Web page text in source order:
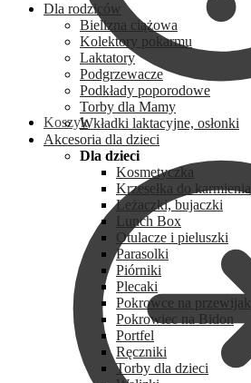
Koszyk
Dla rodziców
Bielizna ciążowa
Kolektory pokarmu
Laktatory
Podgrzewacze
Podkłady poporodowe
Torby dla Mamy
Wkładki laktacyjne, osłonki
Akcesoria dla dzieci
Dla dzieci
Kosmetyczka
Krzesełka do karmienia
Leżaczki, bujaczki
Lunch Box
Otulacze i pieluszki
Parasolki
Piórniki
Plecaki
Pokrowce na przewijak
Pokrowiec na Bidon
Portfel
Ręczniki
Torby dla dzieci